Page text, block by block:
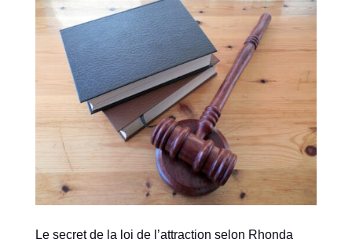
Le secret de la loi de l’attraction selon Rhonda